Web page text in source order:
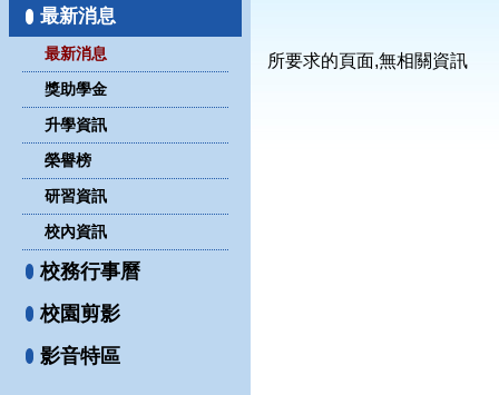
最新消息
最新消息
獎助學金
升學資訊
榮譽榜
研習資訊
校內資訊
校務行事曆
校園剪影
影音特區
所要求的頁面,無相關資訊